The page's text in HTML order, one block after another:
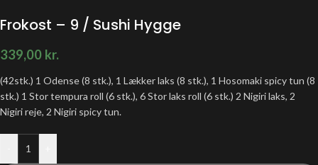
Frokost – 9 / Sushi Hygge
339,00 kr.
(42stk.) 1 Odense (8 stk.), 1 Lækker laks (8 stk.), 1 Hosomaki spicy tun (8
stk.) 1 Stor tempura roll (6 stk.), 6 Stor laks roll (6 stk.) 2 Nigiri laks, 2
Nigiri reje, 2 Nigiri spicy tun.